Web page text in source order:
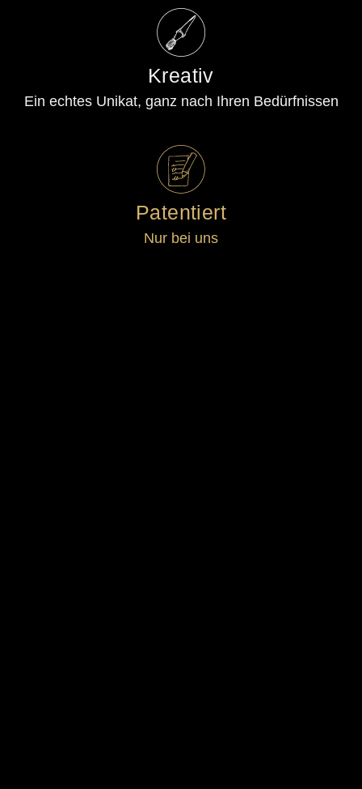
Kreativ
Ein echtes Unikat, ganz nach Ihren Bedürfnissen
Patentiert
Nur bei uns